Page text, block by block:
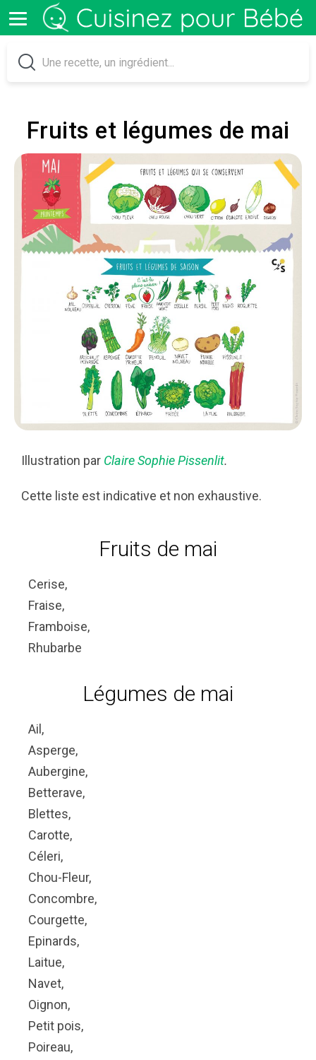
Fruits et légumes de mai
Illustration par Claire Sophie Pissenlit.
Cette liste est indicative et non exhaustive.
Fruits de mai
Cerise,
Fraise,
Framboise,
Rhubarbe
Légumes de mai
Ail,
Asperge,
Aubergine,
Betterave,
Blettes,
Carotte,
Céleri,
Chou-Fleur,
Concombre,
Courgette,
Epinards,
Laitue,
Navet,
Oignon,
Petit pois,
Poireau,